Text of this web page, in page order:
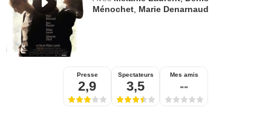
Ménochet Marie Denarnaud
Presse
2,9
Spectateurs
3,5
Mes amis
--